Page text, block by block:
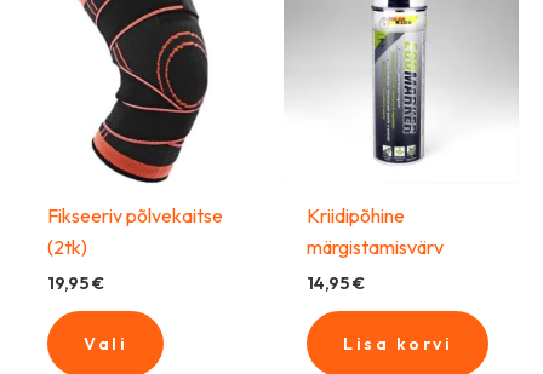
Fikseeriv põlvekaitse
(2tk)
19,95€
Vali
on
mitu
varianti.
Valikuid
saab
teha
tootelehel.
Kriidipõhine
märgistamisvärv
14,95€
Lisa korvi